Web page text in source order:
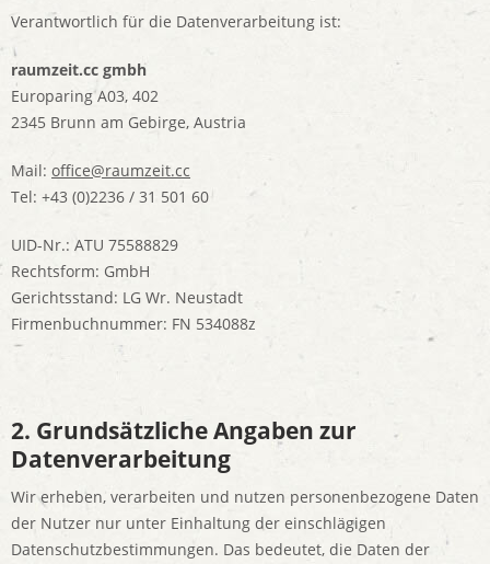
Verantwortlich für die Datenverarbeitung ist:
raumzeit.cc gmbh
Europaring A03, 402
2345 Brunn am Gebirge, Austria
Mail: office@raumzeit.cc
Tel: +43 (0)2236 / 31 501 60
UID-Nr.: ATU 75588829
Rechtsform: GmbH
Gerichtsstand: LG Wr. Neustadt
Firmenbuchnummer: FN 534088z
2. Grundsätzliche Angaben zur
Datenverarbeitung
Wir erheben, verarbeiten und nutzen personenbezogene Daten
der Nutzer nur unter Einhaltung der einschlägigen
Datenschutzbestimmungen. Das bedeutet, die Daten der